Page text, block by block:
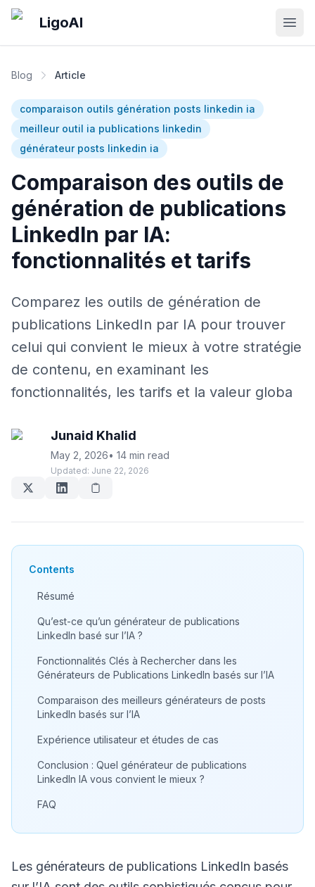
Skip to main content
LigoAI
Blog Article
comparaison outils génération posts linkedin ia
meilleur outil ia publications linkedin
générateur posts linkedin ia
Comparaison des outils de
génération de publications
LinkedIn par IA:
fonctionnalités et tarifs
Comparez les outils de génération de
publications LinkedIn par IA pour trouver
celui qui convient le mieux à votre stratégie
de contenu, en examinant les
fonctionnalités, les tarifs et la valeur globa
Junaid Khalid
May 2, 2026• 14 min read
Updated: June 22, 2026
Contents
Résumé
Qu’est-ce qu’un générateur de publications
LinkedIn basé sur l’IA ?
Fonctionnalités Clés à Rechercher dans les
Générateurs de Publications LinkedIn basés sur l’IA
Comparaison des meilleurs générateurs de posts
LinkedIn basés sur l’IA
Expérience utilisateur et études de cas
Conclusion : Quel générateur de publications
LinkedIn IA vous convient le mieux ?
FAQ
Les générateurs de publications LinkedIn basés